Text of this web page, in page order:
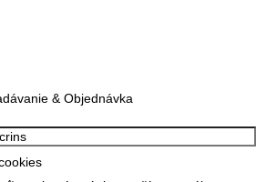
& Objednávka